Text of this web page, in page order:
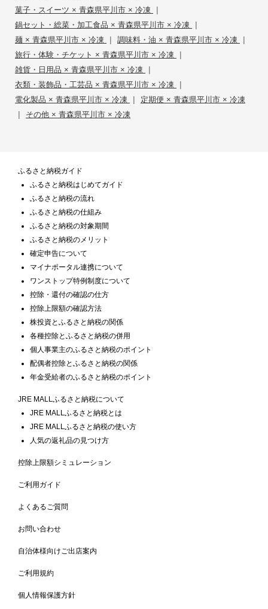
菓子・スイーツ × 青森県平川市 × 冷凍 |
鍋セット・総菜・加工食品 × 青森県平川市 × 冷凍 |
麺 × 青森県平川市 × 冷凍 | 調味料・油 × 青森県平川市 × 冷凍 |
旅行・体験・チケット × 青森県平川市 × 冷凍 |
雑貨・日用品 × 青森県平川市 × 冷凍 |
衣類・装飾品・工芸品 × 青森県平川市 × 冷凍 |
電化製品 × 青森県平川市 × 冷凍 | 定期便 × 青森県平川市 × 冷凍
| その他 × 青森県平川市 × 冷凍
ふるさと納税ガイド
ふるさと納税はじめてガイド
ふるさと納税の流れ
ふるさと納税の仕組み
ふるさと納税の対象期間
ふるさと納税のメリット
確定申告について
マイナポータル連携について
ワンストップ特例制度について
控除・還付の確認の仕方
控除上限額の確認方法
株投資とふるさと納税の関係
各種控除とふるさと納税の併用
個人事業主のふるさと納税のポイント
配偶者控除とふるさと納税の関係
年金受給者のふるさと納税のポイント
JRE MALLふるさと納税について
JRE MALLふるさと納税とは
JRE MALLふるさと納税の使い方
人気の返礼品の見つけ方
控除上限額シミュレーション
ご利用ガイド
よくあるご質問
お問い合わせ
自治体様向けご出店案内
ご利用規約
個人情報保護方針